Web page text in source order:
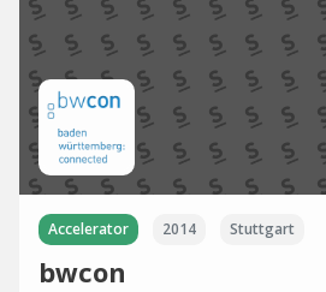
Accelerator 2014 Stuttgart
bwcon